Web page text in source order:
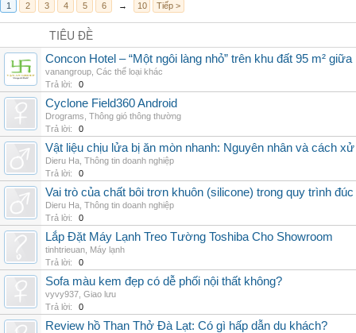
1 2 3 4 5 6 → 10 Tiếp >
TIÊU ĐỀ
Concon Hotel – “Một ngôi làng nhỏ” trên khu đất 95 m²
vanangroup Các thể loại khác
Trả lời:
0
Cyclone Field360 Android
Drograms Thông gió thông thường
Trả lời:
0
Vật liệu chịu lửa bị ăn mòn nhanh: Nguyên nhân và cách
Dieru Ha Thông tin doanh nghiệp
Trả lời:
0
Vai trò của chất bôi trơn khuôn (silicone) trong quy trình
Dieru Ha Thông tin doanh nghiệp
Trả lời:
0
Lắp Đặt Máy Lạnh Treo Tường Toshiba Cho Showroom
tinhtrieuan Máy lạnh
Trả lời:
0
Sofa màu kem đẹp có dễ phối nội thất không?
vyvy937 Giao lưu
Trả lời:
0
Review hồ Than Thở Đà Lạt: Có gì hấp dẫn du khách?